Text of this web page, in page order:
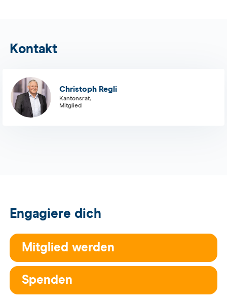
Kontakt
Christoph Regli
Kantonsrat,
Mitglied
Engagiere dich
Mitglied werden
Spenden